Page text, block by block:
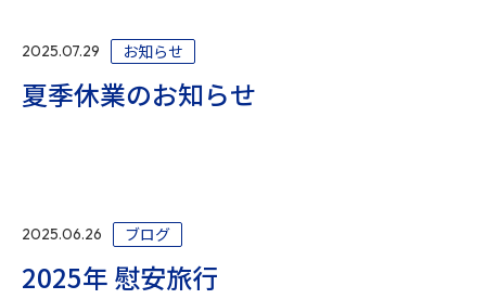
2025.07.29 お知らせ
夏季休業のお知らせ
2025.06.26 ブログ
2025年 慰安旅行